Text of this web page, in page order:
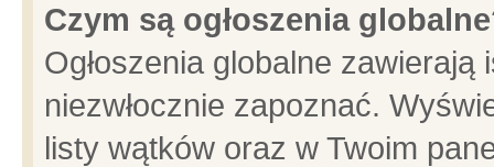
Czym są ogłoszenia
Ogłoszenia globalne
niezwłocznie zapoznać.
listy wątków oraz w Twoim